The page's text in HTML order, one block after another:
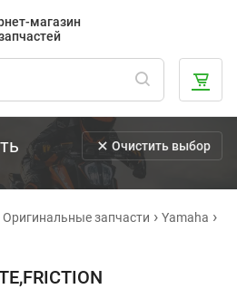
магазин
Очистить выбор
Оригинальные запчасти
Yamaha